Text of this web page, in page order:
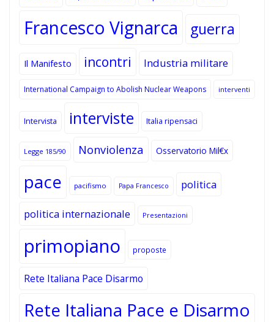
Francesco Vignarca guerra
Il Manifesto incontri Industria militare
International Campaign to Abolish Nuclear Weapons interventi
Intervista interviste Italia ripensaci
Legge 185/90 Nonviolenza Osservatorio Mil€x
pace pacifismo Papa Francesco politica
politica internazionale Presentazioni
primopiano proposte
Rete Italiana Pace Disarmo
Rete Italiana Pace e Disarmo